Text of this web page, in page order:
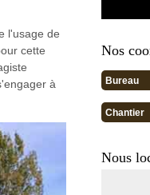
l'usage de
cette
à
Nos
Bureau
Chantier
Nous